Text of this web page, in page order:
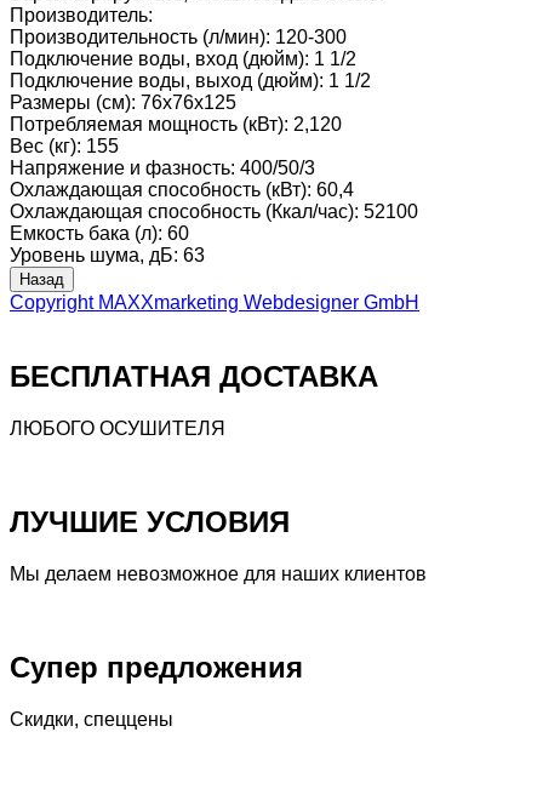
Производитель:
Производительность (л/мин): 120-300
Подключение воды, вход (дюйм): 1 1/2
Подключение воды, выход (дюйм): 1 1/2
Размеры (см): 76x76x125
Потребляемая мощность (кВт): 2,120
Вес (кг): 155
Напряжение и фазность: 400/50/3
Охлаждающая способность (кВт): 60,4
Охлаждающая способность (Ккал/час): 52100
Емкость бака (л): 60
Уровень шума, дБ: 63
Copyright MAXXmarketing Webdesigner GmbH
БЕСПЛАТНАЯ ДОСТАВКА
ЛЮБОГО ОСУШИТЕЛЯ
ЛУЧШИЕ УСЛОВИЯ
Мы делаем невозможное для наших клиентов
Супер предложения
Скидки, спеццены